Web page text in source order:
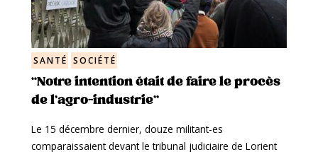
SANTÉ SOCIÉTÉ
“Notre intention était de faire le procès
de l’agro-industrie”
Le 15 décembre dernier, douze militant-es
comparaissaient devant le tribunal judiciaire de Lorient